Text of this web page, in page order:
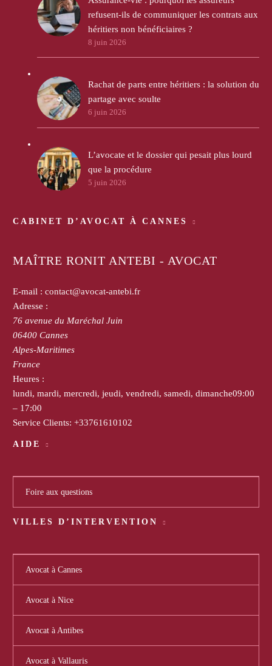
refusent-ils de communiquer les contrats aux
héritiers non bénéficiaires ?
8 juin 2026
Rachat de parts entre héritiers : la solution du
partage avec soulte
6 juin 2026
L’avocate et le dossier qui pesait plus lourd
que la procédure
5 juin 2026
CABINET D’AVOCAT À CANNES
MAÎTRE RONIT ANTEBI - AVOCAT
E-mail : contact@avocat-antebi.fr
Adresse :
76 avenue du Maréchal Juin
06400 Cannes
Alpes-Maritimes
France
Heures :
lundi, mardi, mercredi, jeudi, vendredi, samedi, dimanche09:00
– 17:00
Service Clients: +33761610102
AIDE
Foire aux questions
VILLES D’INTERVENTION
Avocat à Cannes
Avocat à Nice
Avocat à Antibes
Avocat à Vallauris